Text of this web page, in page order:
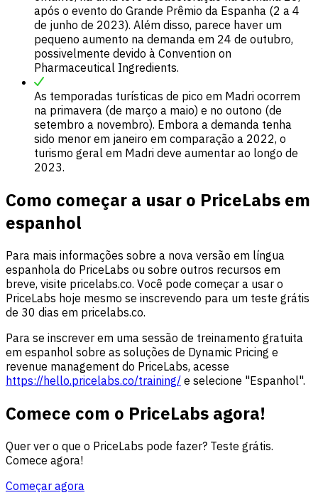
após o evento do Grande Prêmio da Espanha (2 a 4
de junho de 2023). Além disso, parece haver um
pequeno aumento na demanda em 24 de outubro,
possivelmente devido à Convention on
Pharmaceutical Ingredients.
As temporadas turísticas de pico em Madri ocorrem
na primavera (de março a maio) e no outono (de
setembro a novembro). Embora a demanda tenha
sido menor em janeiro em comparação a 2022, o
turismo geral em Madri deve aumentar ao longo de
2023.
Como começar a usar o PriceLabs em
espanhol
Para mais informações sobre a nova versão em língua
espanhola do PriceLabs ou sobre outros recursos em
breve, visite pricelabs.co. Você pode começar a usar o
PriceLabs hoje mesmo se inscrevendo para um teste grátis
de 30 dias em pricelabs.co.
Para se inscrever em uma sessão de treinamento gratuita
em espanhol sobre as soluções de Dynamic Pricing e
revenue management do PriceLabs, acesse
https://hello.pricelabs.co/training/ e selecione "Espanhol".
Comece com o PriceLabs agora!
Quer ver o que o PriceLabs pode fazer? Teste grátis.
Comece agora!
Começar agora